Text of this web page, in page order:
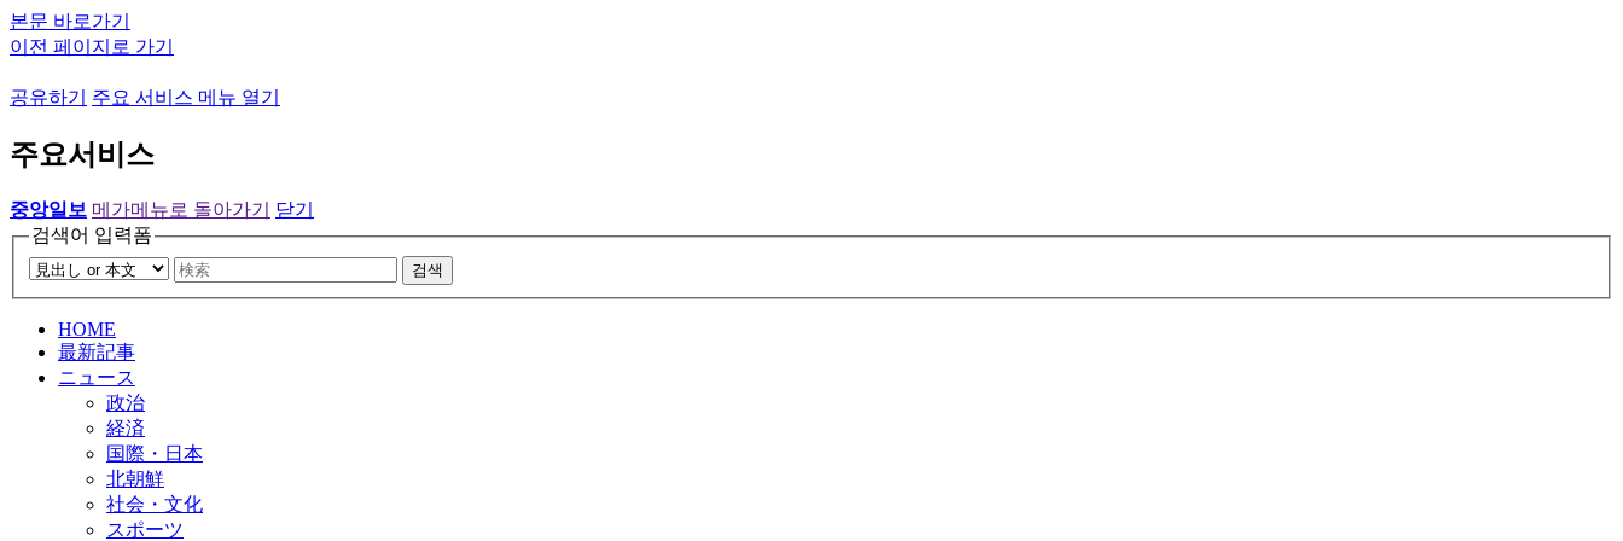
본문 바로가기
이전 페이지로 가기
공유하기 주요 서비스 메뉴 열기
주요서비스
중앙일보 메가메뉴로 돌아가기
닫기
검색어 입력폼
검색
HOME
最新記事
ニュース
政治
経済
国際・日本
北朝鮮
社会・文化
スポーツ